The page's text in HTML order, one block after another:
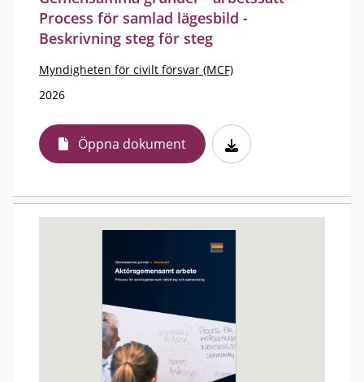
Process för samlad lägesbild -
Beskrivning steg för steg
Myndigheten för civilt försvar (MCF)
2026
Öppna dokument